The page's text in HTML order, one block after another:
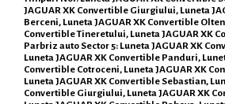
JAGUAR XK Convertible Giurgiului, Luneta
Berceni, Luneta JAGUAR XK Convertible
Convertible Tineretului, Luneta JAGUAR XK
Parbriz auto Sector 5: Luneta JAGUAR XK
Luneta JAGUAR XK Convertible Panduri,
Convertible Cotroceni, Luneta JAGUAR XK
Luneta JAGUAR XK Convertible Sebastian,
Convertible Giurgiului, Luneta JAGUAR XK